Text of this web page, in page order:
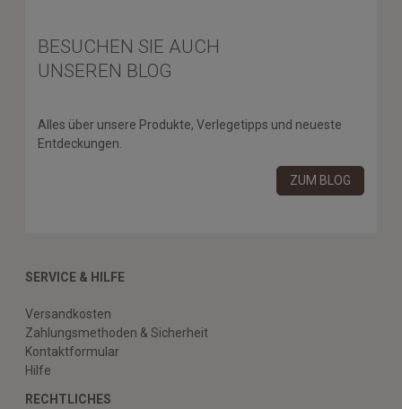
BESUCHEN SIE AUCH
UNSEREN BLOG
Alles über unsere Produkte, Verlegetipps und neueste
Entdeckungen.
ZUM BLOG
SERVICE & HILFE
Versandkosten
Zahlungsmethoden & Sicherheit
Kontaktformular
Hilfe
RECHTLICHES